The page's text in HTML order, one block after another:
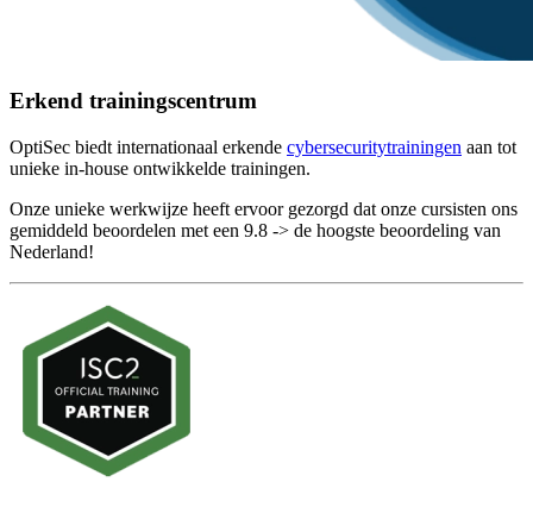
Erkend trainingscentrum
OptiSec biedt internationaal erkende cybersecuritytrainingen aan tot
unieke in-house ontwikkelde trainingen.
Onze unieke werkwijze heeft ervoor gezorgd dat onze cursisten ons
gemiddeld beoordelen met een 9.8 -> de hoogste beoordeling van
Nederland!